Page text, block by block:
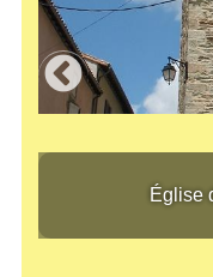
Église de Laroque
Église